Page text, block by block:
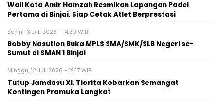
Wali Kota Amir Hamzah Resmikan Lapangan Padel
Pertama di Binjai, Siap Cetak Atlet Berprestasi
Senin, 13 Juli 2026 - 14:30 WIB
Bobby Nasution Buka MPLS SMA/SMK/SLB Negeri se-
Sumut di SMAN 1 Binjai
Minggu, 12 Juli 2026 - 19:17 WIB
Tutup Jamdasu XI, Tiorita Kobarkan Semangat
Kontingen Pramuka Langkat